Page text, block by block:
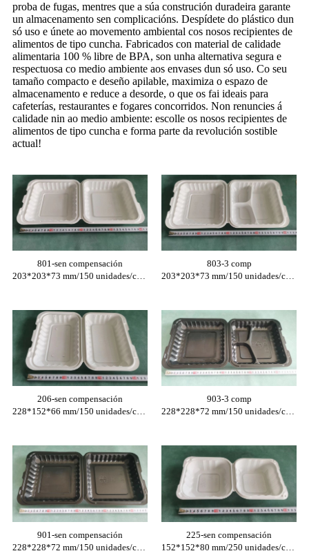
proba de fugas, mentres que a súa construción duradeira garante
un almacenamento sen complicacións. Despídete do plástico dun
só uso e únete ao movemento ambiental cos nosos recipientes de
alimentos de tipo cuncha. Fabricados con material de calidade
alimentaria 100 % libre de BPA, son unha alternativa segura e
respectuosa co medio ambiente aos envases dun só uso. Co seu
tamaño compacto e deseño apilable, maximiza o espazo de
almacenamento e reduce a desorde, o que os fai ideais para
cafeterías, restaurantes e fogares concorridos. Non renuncies á
calidade nin ao medio ambiente: escolle os nosos recipientes de
alimentos de tipo cuncha e forma parte da revolución sostible
actual!
801-sen compensación
203*203*73 mm/150 unidades/caixa
206-sen compensación
228*152*66 mm/150 unidades/caixa
901-sen compensación
228*228*72 mm/150 unidades/caixa
803-3 comp
203*203*73 mm/150 unidades/caixa
903-3 comp
228*228*72 mm/150 unidades/caixa
225-sen compensación
152*152*80 mm/250 unidades/caixa